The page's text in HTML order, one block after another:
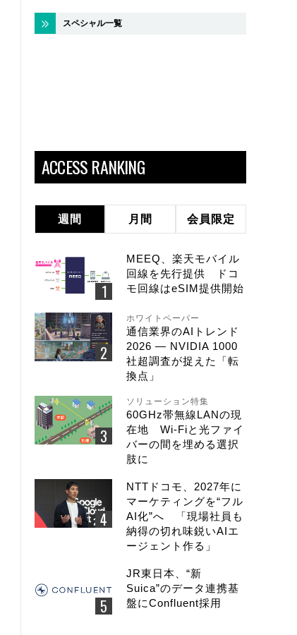
スペシャル一覧
ACCESS RANKING
週間 月間 会員限定
MEEQ、楽天モバイル
回線を先行提供 ドコ
モ回線はeSIM提供開始
ホワイトペーパー
通信業界のAIトレンド
2026 ― NVIDIA 1000
社超調査が捉えた「転
換点」
ソリューション特集
60GHz帯無線LANの現
在地 Wi-Fiと光ファイ
バーの間を埋める選択
肢に
NTTドコモ、2027年に
マーケティングを“フル
AI化”へ 「現場社員も
納得の切れ味鋭いAIエ
ージェント作る」
JR東日本、“新
Suica”のデータ連携基
盤にConfluent採用